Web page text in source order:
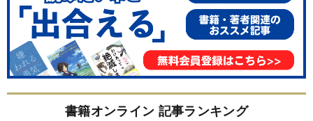
書籍オンライン 記事ランキング